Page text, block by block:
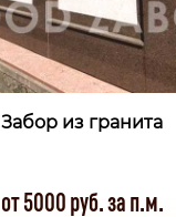
Забор из гранита
от 5000 руб. за п.м.